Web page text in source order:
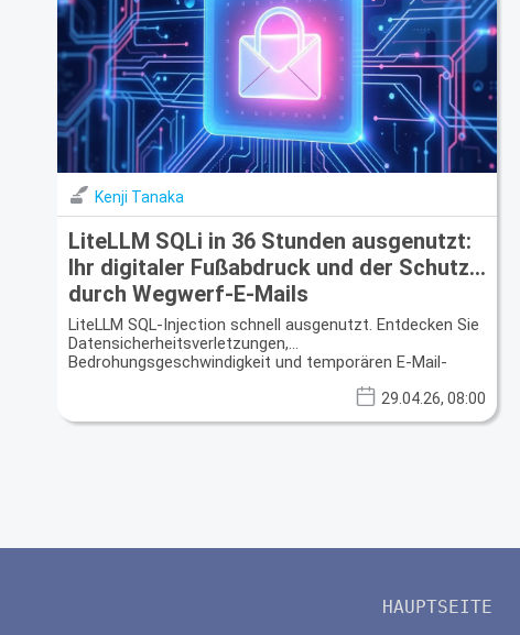
Kenji Tanaka
LiteLLM SQLi in 36 Stunden ausgenutzt:
Ihr digitaler Fußabdruck und der Schutz
durch Wegwerf-E-Mails
LiteLLM SQL-Injection schnell ausgenutzt. Entdecken Sie
Datensicherheitsverletzungen,
Bedrohungsgeschwindigkeit und temporären E-Mail-
29.04.26, 08:00
HAUPTSEITE